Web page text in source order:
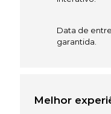
Data de
garantida.
Melhor